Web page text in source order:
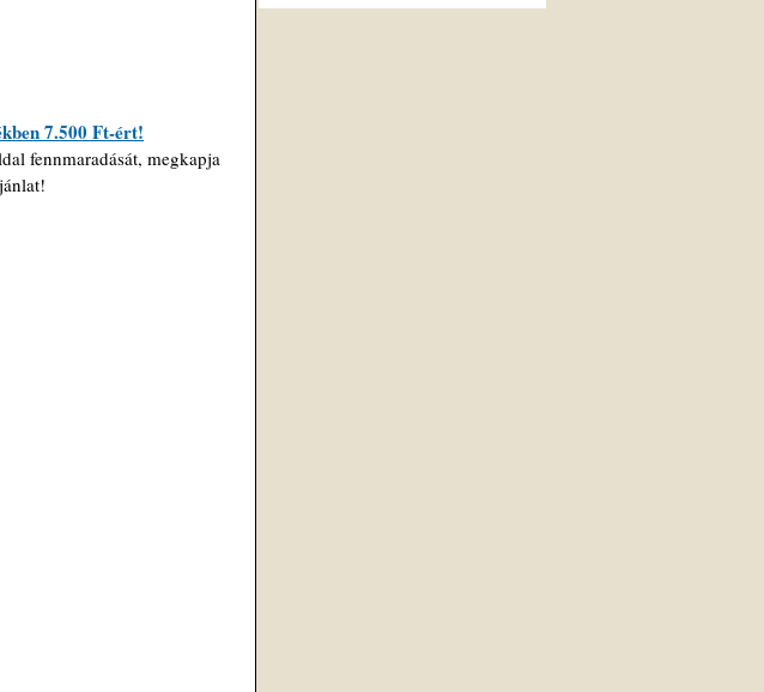
7.500 Ft-ért!
fennmaradását, megkapja